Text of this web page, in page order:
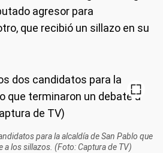
agresor para
que recibió un sillazo en su
para la alcaldía de San Pablo que
a los sillazos. (Foto: Captura de TV)